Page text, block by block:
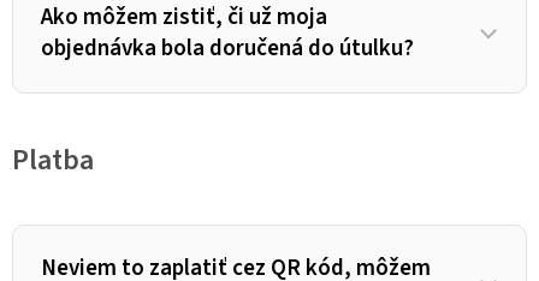
Ako môžem zistiť, či už moja
objednávka bola doručená do útulku?
Platba
Neviem to zaplatiť cez QR kód, môžem